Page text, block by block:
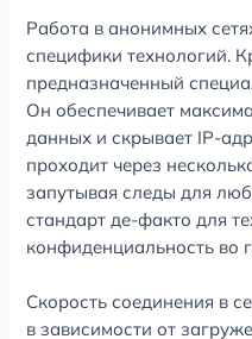
Работа в анонимных
специфики технологий.
предназначенный
Он обеспечивает
данных и скрывает IP-
проходит через
запутывая следы для
стандарт де-факто для
конфиденциальность во
Скорость соединения в
в зависимости от